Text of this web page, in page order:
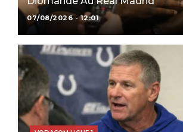
07/08/2026 - 12:01